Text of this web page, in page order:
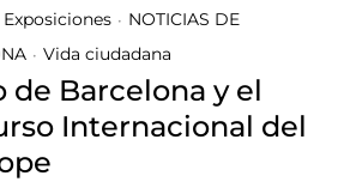
• NOTICIAS DE
• Vida ciudadana
de Barcelona y el
Internacional del